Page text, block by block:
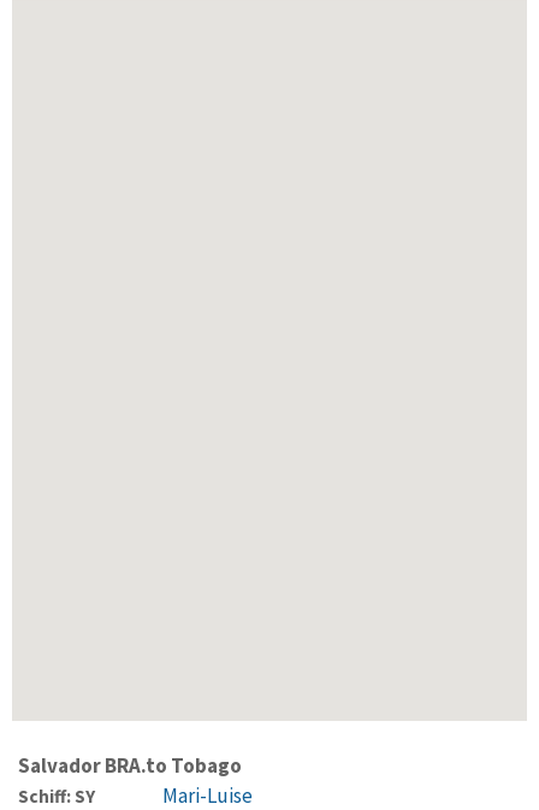
Salvador BRA.to Tobago
Schiff: SY Mari-Luise